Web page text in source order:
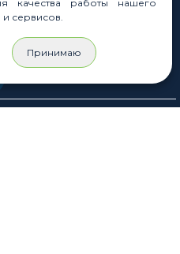
персональных данных
данных
оферта
качества работы нашего
и сервисов.
Принимаю